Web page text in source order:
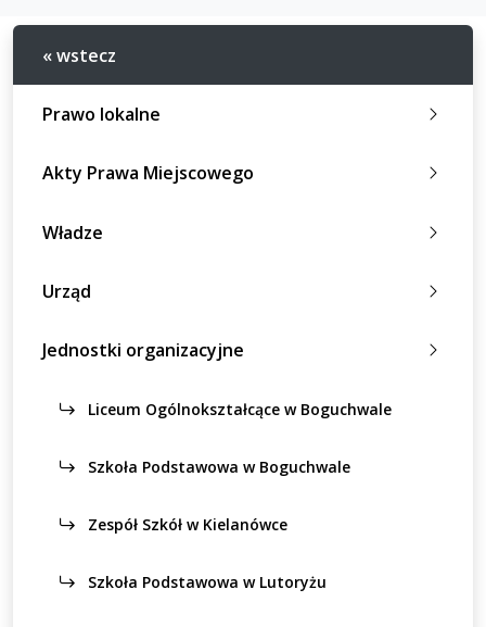
« wstecz
Prawo lokalne
Akty Prawa Miejscowego
Władze
Urząd
Jednostki organizacyjne
Liceum Ogólnokształcące w Boguchwale
Szkoła Podstawowa w Boguchwale
Zespół Szkół w Kielanówce
Szkoła Podstawowa w Lutoryżu